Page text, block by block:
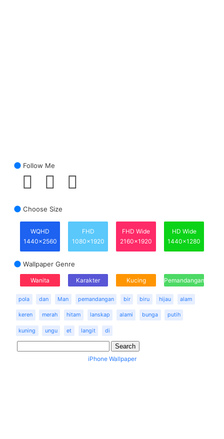
Follow Me
Choose Size
WQHD
1440x2560
FHD
1080x1920
FHD Wide
2160x1920
HD Wide
1440x1280
Wallpaper Genre
Wanita Karakter Kucing Pemandangan
pola dan Man pemandangan bir biru hijau alam
keren merah hitam lanskap alami bunga putih
kuning ungu et langit di
iPhone Wallpaper